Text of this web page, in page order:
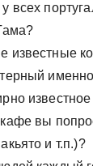
всех
известные
вы
и т.п.)?